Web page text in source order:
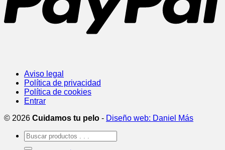
Aviso legal
Política de privacidad
Política de cookies
Entrar
© 2026 Cuidamos tu pelo - Diseño web: Daniel Más
Buscar
por: